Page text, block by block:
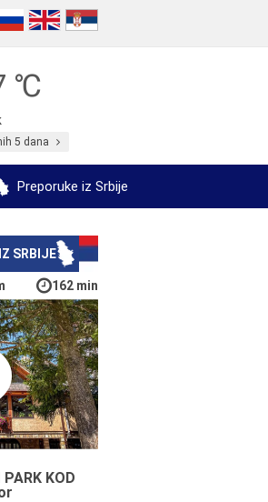
℃
5 dana
Preporuke iz Srbije
SRBIJE
162 min
KOD